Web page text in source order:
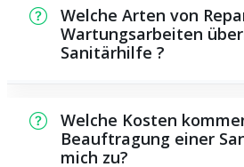
Wartungsarbeiten, die Sie
ausführen können, zum
Verwenden von
Einsatz von
besonderem Fachwissen
ausgebildeten Personen zu
Welche Arten von
Wartungsarbeiten
Sanitärhilfe ?
von Reparaturen und
darunter das Installieren
Rohrleitungen, sanitären
Welche Kosten kommen
Beauftragung einer
mich zu?